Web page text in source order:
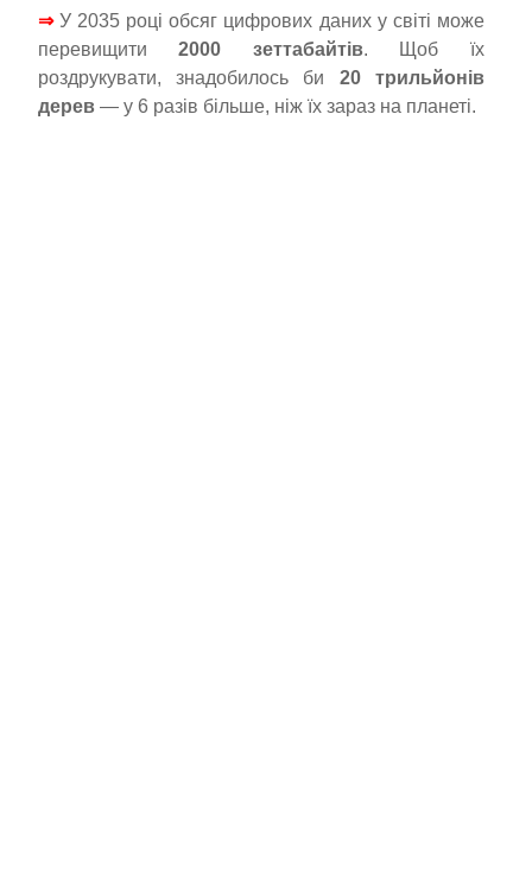
⇒ У 2035 році обсяг цифрових даних у світі може
перевищити2000 зеттабайтів. Щоб їх
роздрукувати, знадобилось би 20 трильйонів
дерев — у 6 разів більше, ніж їх зараз на планеті.